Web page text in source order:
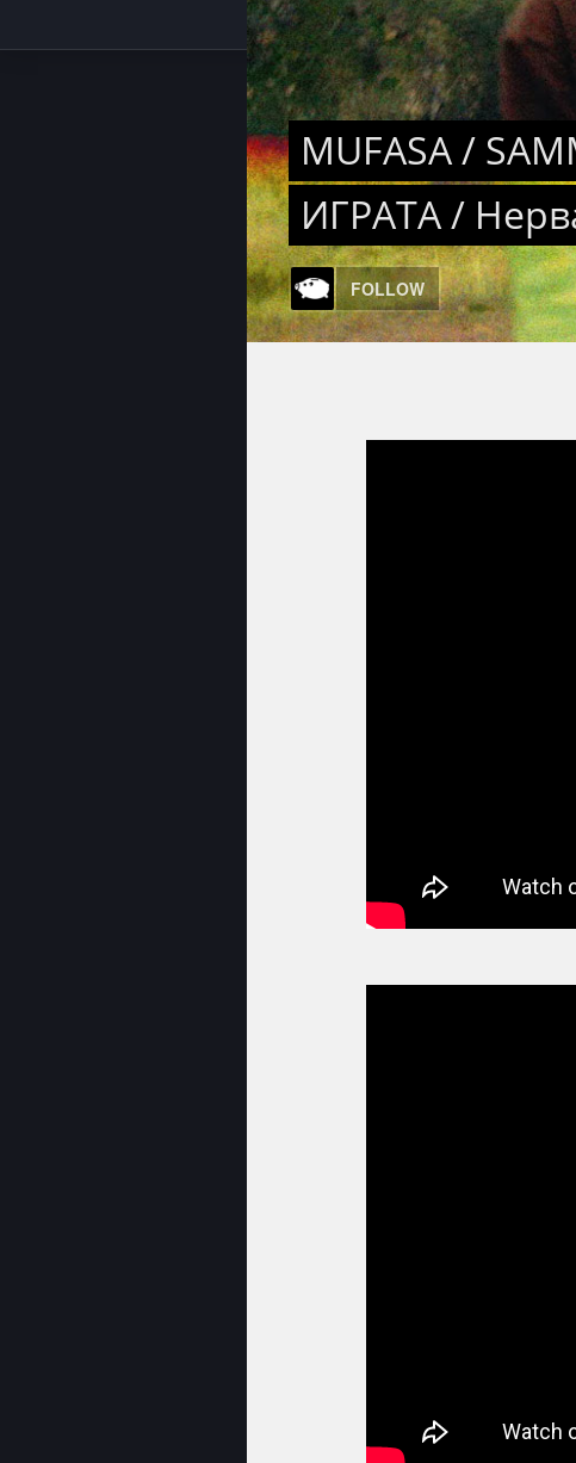
MUFASA /
ИГРАТА /
FOLLOW